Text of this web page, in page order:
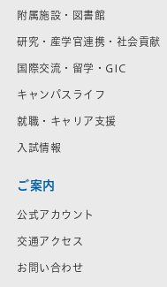
附属施設・図書館
研究・産学官連携・社会貢献
国際交流・留学・GIC
キャンパスライフ
就職・キャリア支援
入試情報
ご案内
公式アカウント
交通アクセス
お問い合わせ